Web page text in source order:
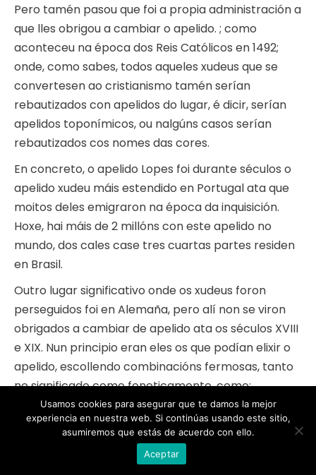
Pero tamén pasou que foi a propia administración a
que lles obrigou a cambiar o apelido. ; como
aconteceu na época dos Reis Católicos en 1492;
onde, como sabes, todos aqueles xudeus que se
convertesen ao cristianismo tamén serían
rebautizados con apelidos do lugar, é dicir, serían
apelidos toponímicos, ou nalgúns casos serían
rebautizados cos nomes das cores.
En concreto, o apelido Lopes foi durante séculos o
apelido xudeu máis estendido en Portugal ata que
moitos deles emigraron na época da inquisición.
Hoxe, hai máis de 2 millóns con este apelido no
mundo, dos cales case tres cuartas partes residen
en Brasil.
Outro lugar significativo onde os xudeus foron
perseguidos foi en Alemaña, pero alí non se viron
obrigados a cambiar de apelido ata os séculos XVIII
e XIX. Nun principio eran eles os que podían elixir o
apelido, escollendo combinacións fermosas, tanto
no significado como foneticamente, como:
Schwarzschild, que significa escudo negro (deste
apelido sacaron máis variantes polas cores);
Silberschatz, que significa tesouro de prata; ou
Rosenthal, que é un val de rosas, etc.
Usamos cookies para asegurar que te damos la mejor
experiencia en nuestra web. Si continúas usando este sitio,
asumiremos que estás de acuerdo con ello.
Aceptar